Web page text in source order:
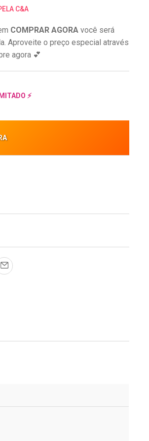
C&A
COMPRAR AGORA você será
Aproveite o preço especial através
agora 💕
⚡